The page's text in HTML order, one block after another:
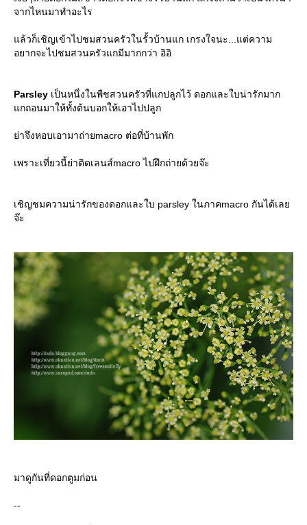
จากไหนมาทำอะไร
ล้วก็เชิญเข้าไปชมสวนครัวในรั้วบ้านแก เกรงใจนะ...แต่ความ
อยากจะไปชมสวนครัวแกมีมากกว่า อิอิ
Parsley เป็นหนึ่งในพืชสวนครัวที่แกปลูกไว้ ดอกและใบน่ารักมาก
กถอนมาให้ทั้งต้นบอกให้เอาไปปลูก
่าจึงหอบเอามาถ่ายmacro ต่อที่บ้านพัก
เพราะเที่ยวนี้ย่าติดเลนส์macro ไปฝึกถ่ายด้วยจ๊ะ
เชิญชมความน่ารักของดอกและใบ parsley ในภาคmacro กันได้เล
จ๊ะ
มาดูกันที่ดอกตูมก่อน
--